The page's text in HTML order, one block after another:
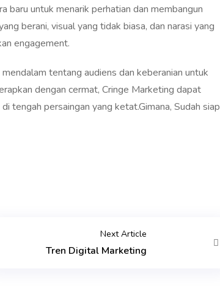
baru untuk menarik perhatian dan membangun
berani, visual yang tidak biasa, dan narasi yang
engagement.
tentang audiens dan keberanian untuk
dengan cermat, Cringe Marketing dapat
tengah persaingan yang ketat.Gimana, Sudah siap
Next Article
Tren Digital Marketing